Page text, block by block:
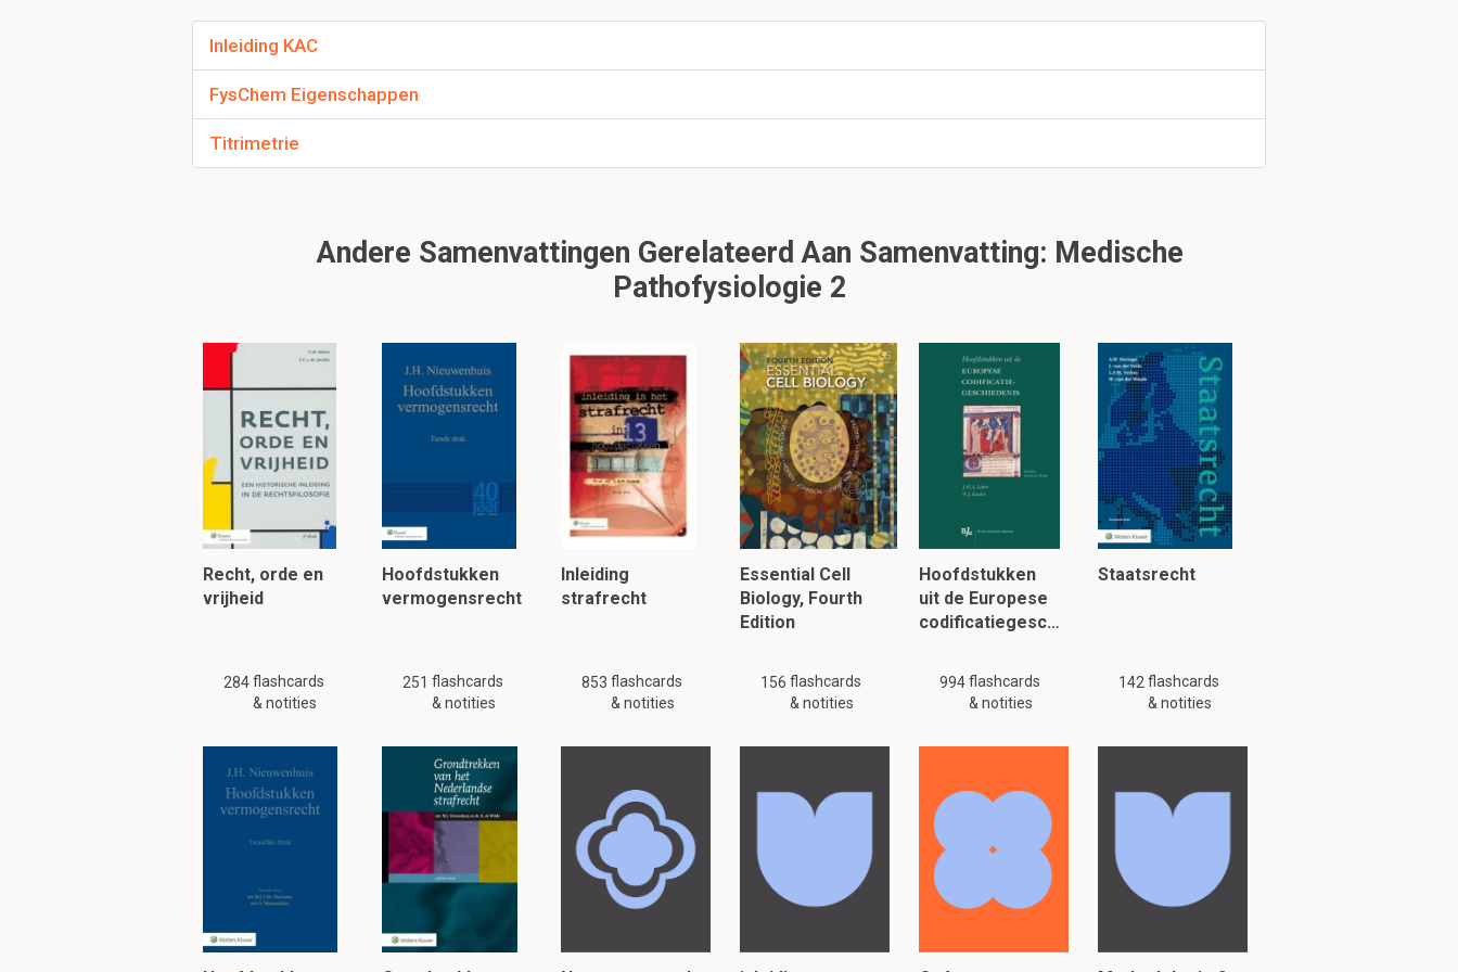
-Medisch: aangetoonde resultaten worden gebruikt voor het correleren van een
ziektebeeld. Bovendien is er extra medische kennis nodig en staat de patiënt centraal.
Wat is een belangrijke stap bij klinische chemische analyse die niet verwerkt is in de
Aan welke voorwaarde moet bij klinische chemische analyse de monsterafname aan
1. Het moetrepresentatief zijn voor hetziektebeeld
/ diagnose.
2. Makkelijkverkrijgbaar denk hierbij aan bloed.
Welke onderzoeksmateriaal voor monsterafname wordt er het meest gebruikt in de
klinische chemische analyse?
Vol bloed, serum en . Het is vrij complex daarom is een voorbewerking belangrijk.
Wat is serum en wat zijn de nadelen van serum
minuten bij kamertemperatuur.
onderzocht.
Om verder te lezen, klik hier:
Inleiding KAC
FysChem Eigenschappen
Titrimetrie
Andere Samenvattingen Gerelateerd Aan Samenvatting: Medische
Pathofysiologie 2
Recht, orde en
vrijheid
284flashcards
& notities
Hoofdstukken
vermogensrecht
251 flashcards
& notities
Inleiding
strafrecht
853 flashcards
& notities
Essential Cell
Biology, Fourth
Edition
156 flashcards
& notities
Hoofdstukken
uit de Europese
codificatiegesc…
994flashcards
& notities
Staatsrecht
142 flashcards
& notities